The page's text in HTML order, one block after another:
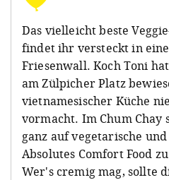
Das vielleicht beste
findet ihr versteckt in
Friesenwall. Koch Toni
am Zülpicher Platz
vietnamesischer Küche
vormacht. Im Chum Chay
ganz auf vegetarische
Absolutes Comfort Food
Wer's cremig mag, sollte